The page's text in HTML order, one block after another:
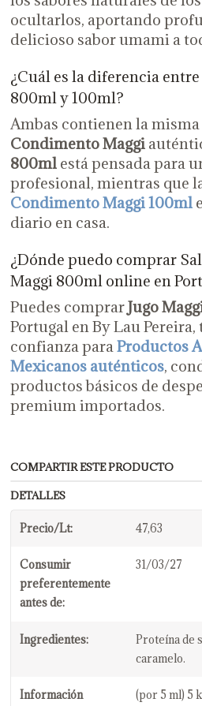
ocultarlos, aportando
delicioso sabor umami a
¿Cuál es la diferencia
800ml y 100ml?
Ambas contienen la misma
Condimento Maggi
800mlestá pensada para
profesional, mientras que
Condimento Maggi 100ml
diario en casa.
¿Dónde puedo comprar
Maggi 800ml online en
Puedes comprarJugo
Portugal en By Lau
confianza paraProductos
Mexicanos auténticos,
productos básicos de
premium importados.
COMPARTIR ESTE PRODUCTO
DETALLES
Precio/Lt: 47,63
Consumir
preferentemente
antes de:
31/03/27
Ingredientes:
Proteína de
caramelo.
Información
(por 5 ml) 5